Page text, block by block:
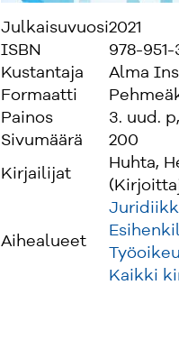
Julkaisuvuosi2021
ISBN
978-
Kustantaja
Alma
Formaatti
Painos
3. uud. p,
Sivumäärä
200
Kirjailijat
Huhta,
Aihealueet
Kaikki